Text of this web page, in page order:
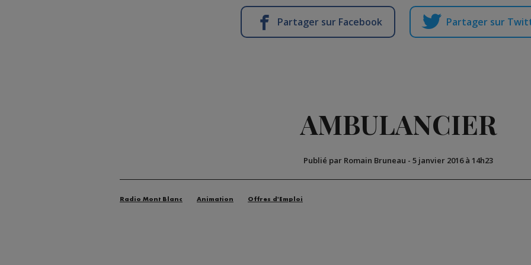
Partager sur Facebook Partager sur
AMBULANCIER
Publié par Romain Bruneau - 5 janvier 2016 à 14h23
Radio Mont Blanc Animation Offres d'Emploi